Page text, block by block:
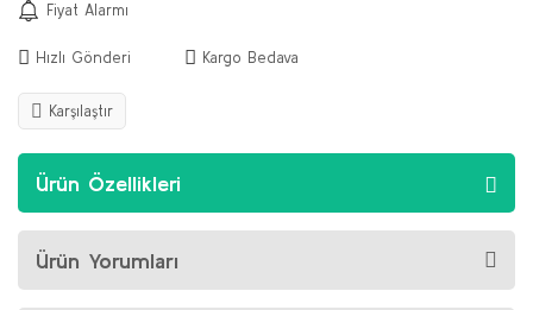
Fiyat Alarmı
Hızlı Gönderi Kargo Bedava
Karşılaştır
Ürün Özellikleri
Ürün Yorumları